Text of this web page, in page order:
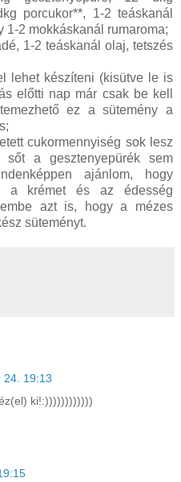
porcukor**, 1-2 teáskanál
1-2 mokkáskanál rumaroma;
1-2 teáskanál olaj, tetszés
lehet készíteni (kisütve le is
előtti nap már csak be kell
ez a sütemény a
cukormennyiség sok lesz
sőt a gesztenyepürék sem
ajánlom, hogy
a krémet és az édesség
azt is, hogy a mézes
süteményt.
24. 19:13
ki!:))))))))))))